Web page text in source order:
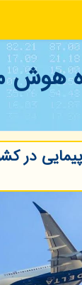
هوش
در